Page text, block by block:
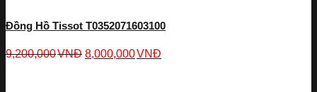
Đồng Hồ Tissot T0352071603100
9,200,000VNĐ 8,000,000VNĐ